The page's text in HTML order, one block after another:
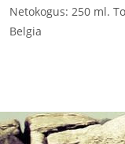
Netokogus: 250 ml.
Belgia